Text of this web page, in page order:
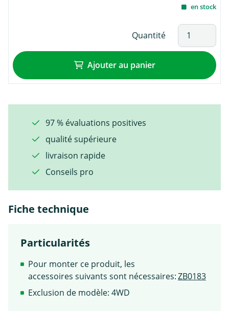
en stock
Quantité
Ajouter au panier
97 % évaluations positives
qualité supérieure
livraison rapide
Conseils pro
Fiche technique
Particularités
Pour monter ce produit, les
accessoires suivants sont nécessaires:ZB0183
Exclusion de modèle: 4WD